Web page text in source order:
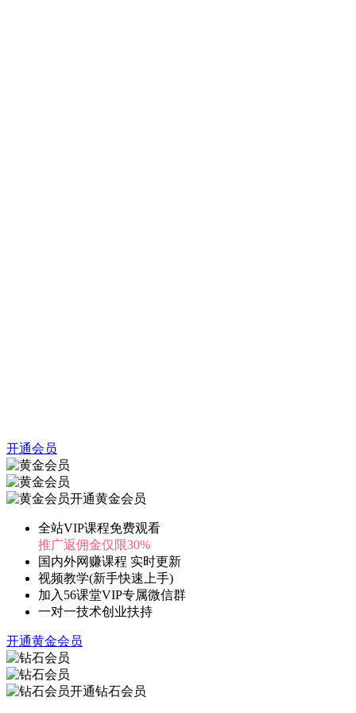
开通会员
开通黄金会员
全站VIP课程免费观看
推广返佣金仅限30%
国内外网赚课程 实时更新
视频教学(新手快速上手)
加入56课堂VIP专属微信群
一对一技术创业扶持
开通黄金会员
开通钻石会员